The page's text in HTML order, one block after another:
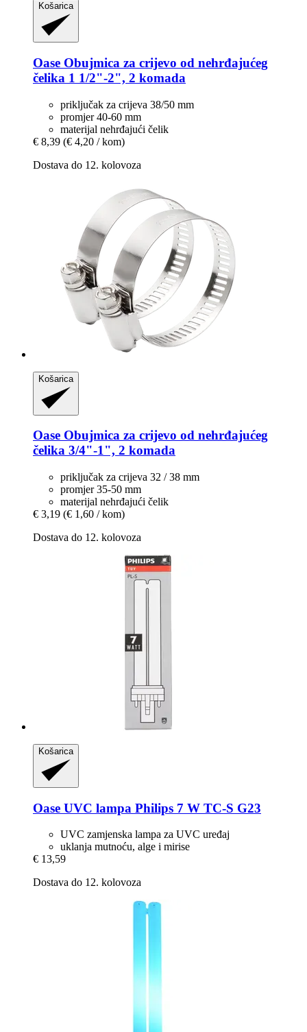
Košarica
Oase Obujmica za crijevo od nehrđajućeg
čelika 1 1/2"-​2", 2 komada
priključak za crijeva 38/50 mm
promjer 40-60 mm
materijal nehrđajući čelik
€ 8,39 (€ 4,20 / kom)
Dostava do 12. kolovoza
Košarica
Oase Obujmica za crijevo od nehrđajućeg
čelika 3/4"-​1", 2 komada
priključak za crijeva 32 / 38 mm
promjer 35-50 mm
materijal nehrđajući čelik
€ 3,19 (€ 1,60 / kom)
Dostava do 12. kolovoza
Košarica
Oase UVC lampa Philips 7 W TC-​S G23
UVC zamjenska lampa za UVC uređaj
uklanja mutnoću, alge i mirise
€ 13,59
Dostava do 12. kolovoza